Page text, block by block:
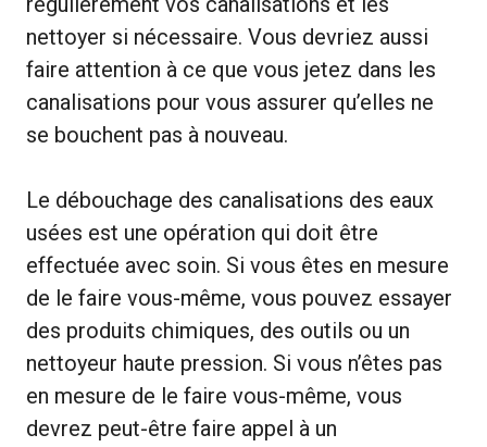
nettoyer si nécessaire. Vous devriez aussi
faire attention à ce que vous jetez dans les
canalisations pour vous assurer qu’elles ne
se bouchent pas à nouveau.
Le débouchage des canalisations des eaux
usées est une opération qui doit être
effectuée avec soin. Si vous êtes en mesure
de le faire vous-même, vous pouvez essayer
des produits chimiques, des outils ou un
nettoyeur haute pression. Si vous n’êtes pas
en mesure de le faire vous-même, vous
devrez peut-être faire appel à un